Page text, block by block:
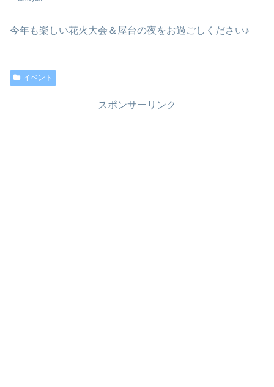
今年も楽しい花火大会＆屋台の夜をお過ごしください♪
イベント
スポンサーリンク